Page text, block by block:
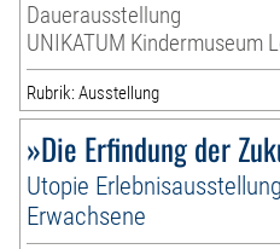
Dauerausstellung
UNIKATUM Kindermuseum
Rubrik: Ausstellung
»Die Erfindung der
Utopie
Erwachsene